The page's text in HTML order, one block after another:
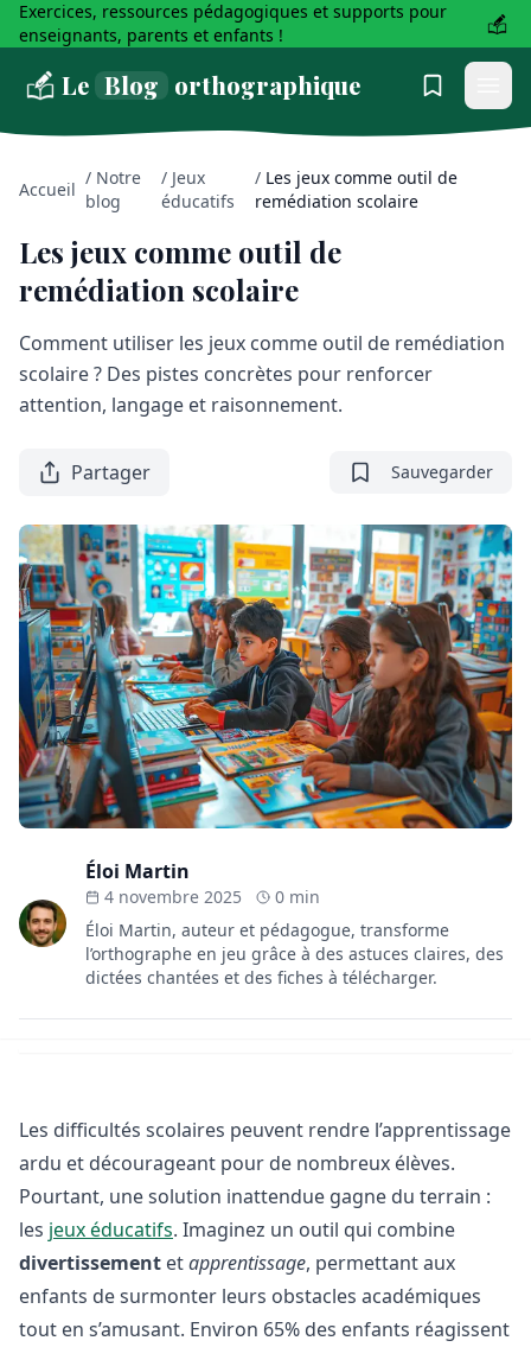
Exercices, ressources pédagogiques et supports pour
enseignants, parents et enfants !
Le Blog orthographique
Accueil
/ Notre
blog
/ Jeux
éducatifs
/ Les jeux comme outil de
remédiation scolaire
Les jeux comme outil de
remédiation scolaire
Comment utiliser les jeux comme outil de remédiation
scolaire ? Des pistes concrètes pour renforcer
attention, langage et raisonnement.
Partager Sauvegarder
Éloi Martin
4 novembre 2025
0 min
Éloi Martin, auteur et pédagogue, transforme
l’orthographe en jeu grâce à des astuces claires, des
dictées chantées et des fiches à télécharger.
Les difficultés scolaires peuvent rendre l’apprentissage
ardu et décourageant pour de nombreux élèves.
Pourtant, une solution inattendue gagne du terrain :
les jeux éducatifs. Imaginez un outil qui combine
divertissement etapprentissage, permettant aux
enfants de surmonter leurs obstacles académiques
tout en s’amusant. Environ 65% des enfants réagissent